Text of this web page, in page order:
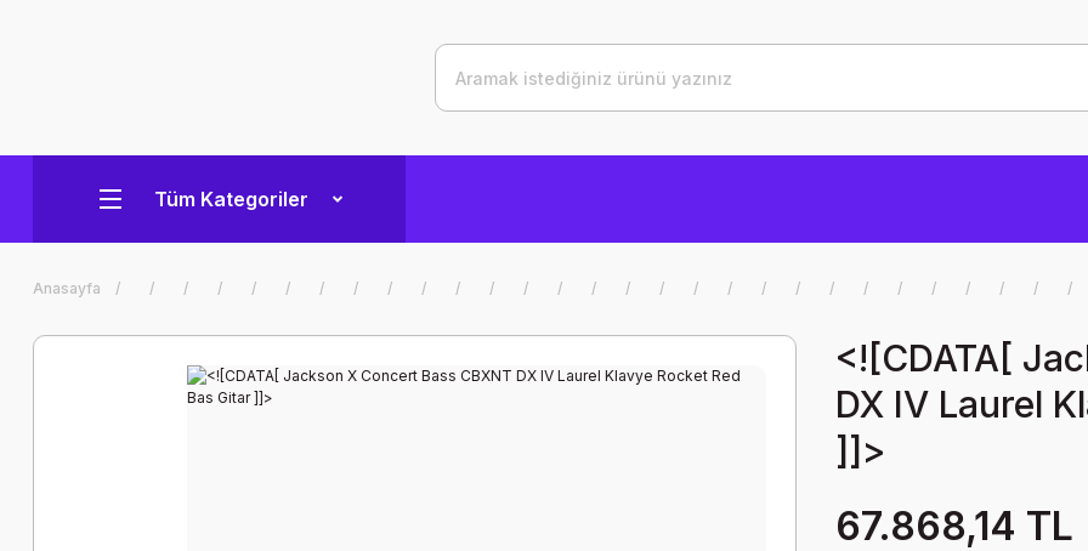
Tüm Kategoriler
Anasayfa
<![CDATA[
DX IV Laurel
]]>
67.868,14 TL